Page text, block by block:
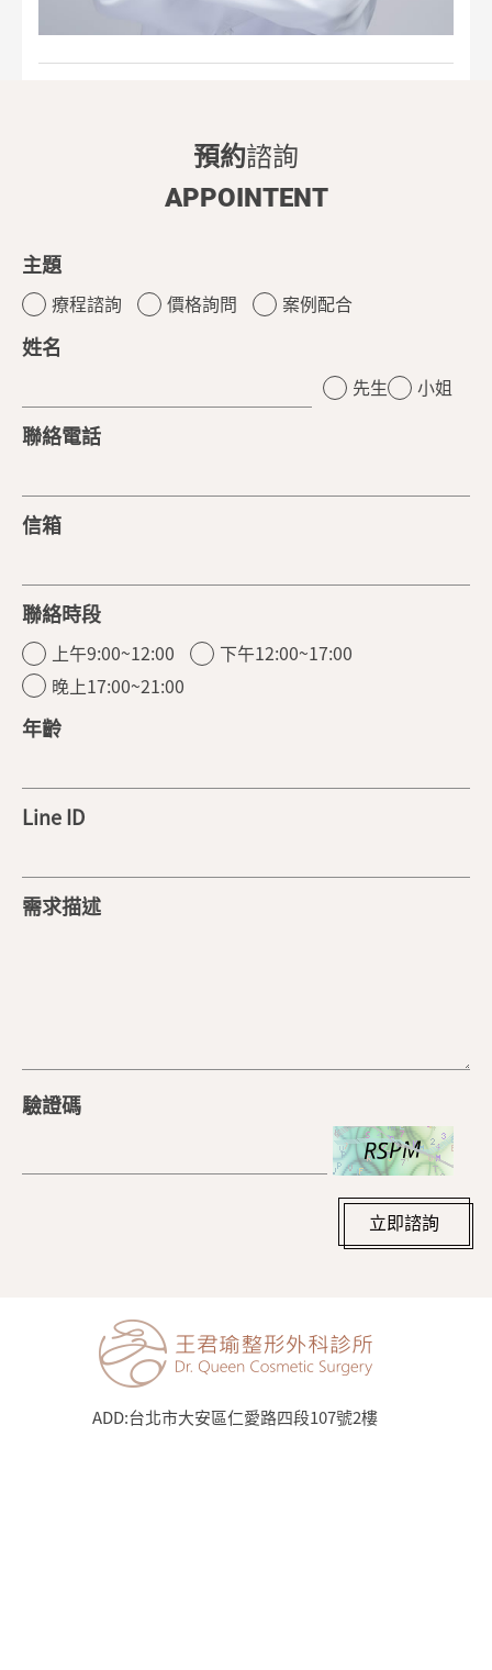
預約諮詢
APPOINTENT
主題
療程諮詢 價格詢問 案例配合
姓名
先生 小姐
聯絡電話
信箱
聯絡時段
上午9:00~12:00
下午12:00~17:00
晚上17:00~21:00
年齡
Line ID
需求描述
驗證碼
立即諮詢
ADD:台北市大安區仁愛路四段107號2樓